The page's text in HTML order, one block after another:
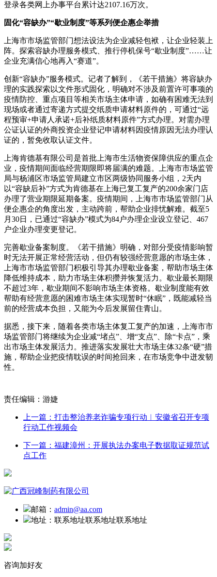
登录各类网上办事平台累计达2107.16万次。
固化“容缺办”“歇业制度”等系列便企惠企举措
上海市市场监管部门想法设法为企业减轻包袱，让企业轻装上
阵。探索容缺办理服务模式、推行停机保号“歇业制度”……让
企业充满信心地再入“赛道”。
创新“容缺办”服务模式。记者了解到，《若干措施》将容缺办
理的实践探索以文件形式固化，明确对不涉及前置许可事项的
疫情防控、重点项目等相关市场主体申请，如确有困难无法到
现场或者通过寄递方式提交纸质申请材料原件的，可通过“远
程预审+申请人承诺+后补纸质材料原件”方式办理。对需办理
公证认证的外商投资企业登记申请材料因疫情原因无法办理认
证的，暂免收取认证文件。
上海肯德基有限公司是首批上海市生活物资保障供应的重点企
业，疫情期间面临经营期限即将届满的难题。上海市市场监管
局与杨浦区市场监管局建立市区两级协同服务小组，2天内
以“容缺后补”方式为肯德基在上海已复工复产的200余家门店
办理了营业期限延期备案。疫情期间，上海市市场监管部门从
便企惠企的角度出发，主动跨前，帮助企业排忧解难。截至5
月30日，已通过“容缺办”模式为84户办理企业设立登记、467
户企业办理变更登记。
完善歇业备案制度。《若干措施》明确，对部分受疫情影响暂
时无法开展正常经营活动，但仍有较强经营意愿的市场主体，
上海市市场监管部门积极引导其办理歇业备案，帮助市场主体
降低维持成本，助力市场主体积攒并恢复活力。歇业最长期限
不超过3年，歇业期间不影响市场主体资格。歇业制度能有效
帮助有经营意愿的困难市场主体实现暂时“休眠”，既能减轻当
前的经营成本负担，又能为今后发展留住青山。
据悉，接下来，随着各类市场主体复工复产的加速，上海市市
场监管部门将继续为企业减“堵点”、增“支点”、除“卡点”，乘
出市场主体发展活力。推进落实发展壮大市场主体32条“硬”措
施，帮助企业把疫情耽误的时间抢回来，在市场竞争中迸发韧
性。
责任编辑：游婕
上一篇：打击整治养老诈骗专项行动︳安徽省召开专项
行动工作视频会
下一篇：福建漳州：开展执法办案电子数据取证规范试
点工作
邮箱： admin@aa.com
地址： 联系地址联系地址联系地址
咨询加好友